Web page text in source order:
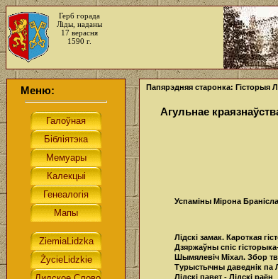
Герб горада
Ліды, наданы
17 верасня
1590 г.
Меню: Папярэдняя старонка: Гісторыя
Агульнае
Успаміны Мірона
Лідскі замак. Кароткая
Дзяржаўны спіс
Шымялевіч Міхал. Збор
Турыстычны даведнік па
Лідскі павет - Лідскі раён